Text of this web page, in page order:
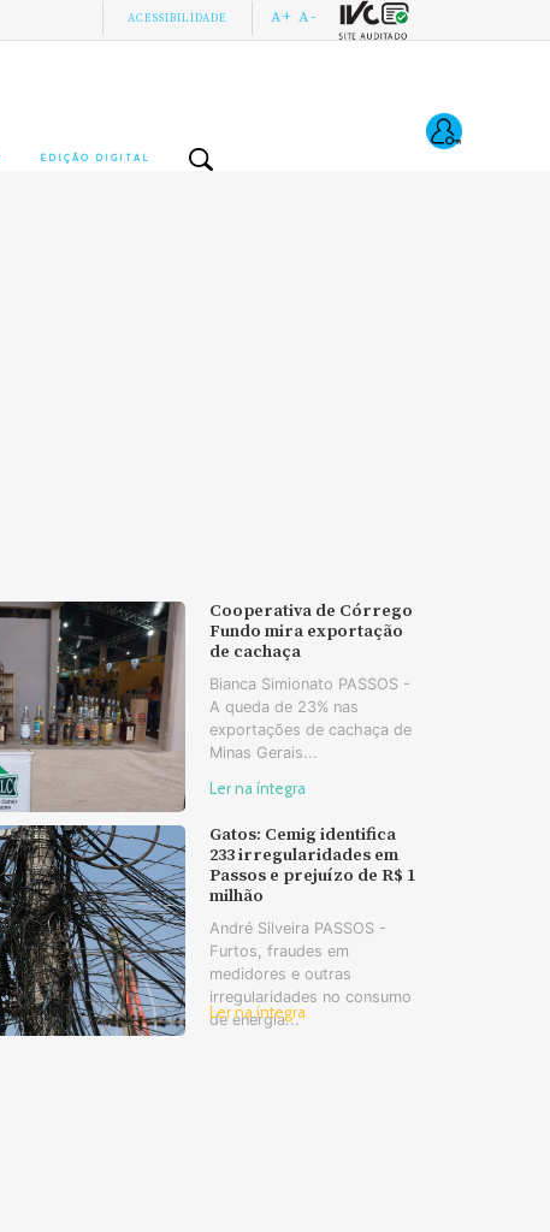
ACESSIBILIDADE A+ A-
EDIÇÃO DIGITAL
Cooperativa de Córrego
Fundo mira exportação
de cachaça
Bianca Simionato PASSOS -
A queda de 23% nas
exportações de cachaça de
Minas Gerais...
Ler na íntegra
Gatos: Cemig identifica
233 irregularidades em
Passos e prejuízo de R$ 1
milhão
André Silveira PASSOS -
Furtos, fraudes em
medidores e outras
irregularidades no consumo
de energia...
Ler na íntegra